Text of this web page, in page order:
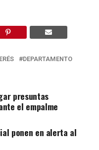
DEPARTAMENTO
presuntas
el empalme
ponen en alerta al